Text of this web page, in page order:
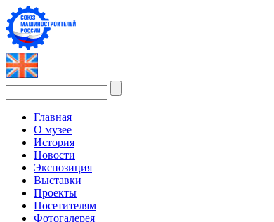
Главная
О музее
История
Новости
Экспозиция
Выставки
Проекты
Посетителям
Фотогалерея